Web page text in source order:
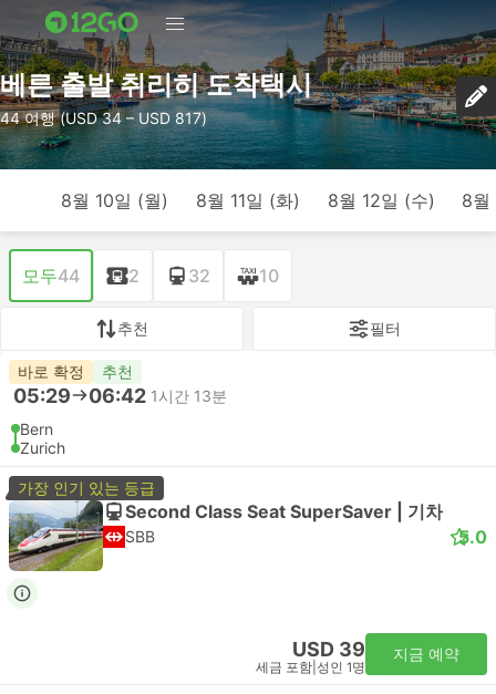
베른 출발 취리히 도착택시
44 여행 (USD 34 – USD 817)
8월 10일 (월) 8월 11일 (화) 8월 12일 (수) 8월
모두44 2 32 10
추천 필터
바로 확정 추천
05:29 06:42 1시간 13분
Bern
Zurich
가장 인기 있는 등급
Second Class Seat SuperSaver | 기차
SBB 5.0
USD 39
세금 포함 성인 1명
지금 예약